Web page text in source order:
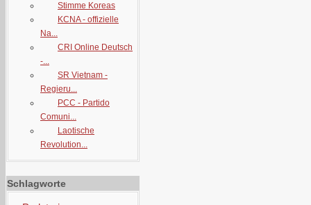
Stimme Koreas
KCNA - offizielle
Na...
CRI Online Deutsch
-...
SR Vietnam -
Regieru...
PCC - Partido
Comuni...
Laotische
Revolution...
Schlagworte